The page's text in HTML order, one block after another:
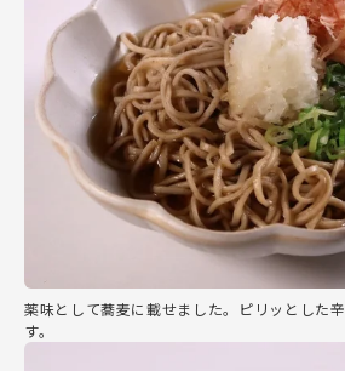
薬味として蕎麦に載せました。ピリッとした
す。